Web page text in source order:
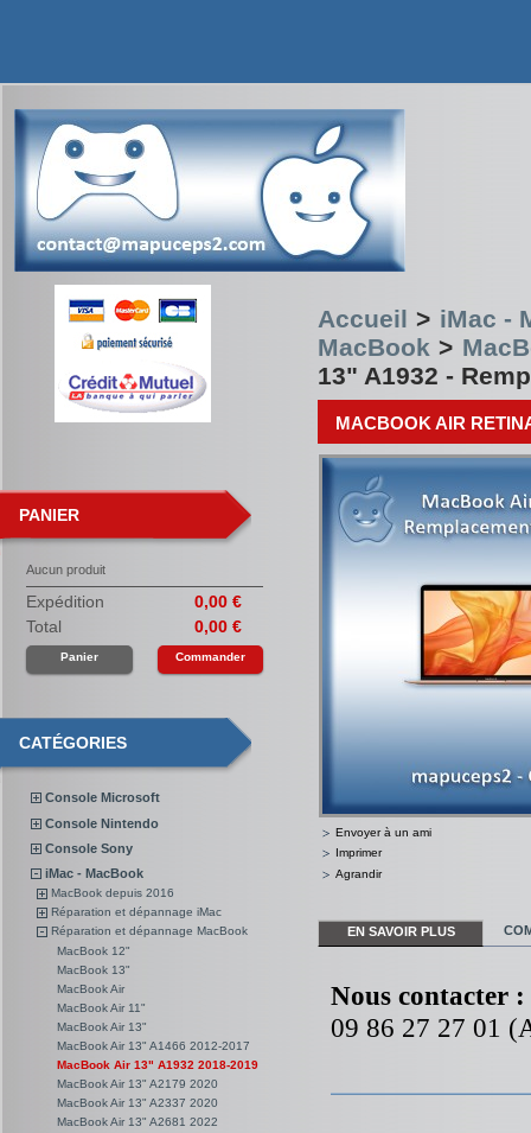
PANIER
Aucun produit
Expédition
0,00 €
Total
0,00 €
Panier Commander
CATÉGORIES
Console Microsoft
Console Nintendo
Console Sony
iMac - MacBook
MacBook depuis 2016
Réparation et dépannage iMac
Réparation et dépannage MacBook
MacBook 12"
MacBook 13"
MacBook Air
MacBook Air 11"
MacBook Air 13"
MacBook Air 13" A1466 2012-2017
MacBook Air 13" A1932 2018-2019
MacBook Air 13" A2179 2020
MacBook Air 13" A2337 2020
MacBook Air 13" A2681 2022
Accueil > iMac -
MacBook >
13" A1932 -
MACBOOK AIR
Envoyer à un ami
Imprimer
Agrandir
EN SAVOIR PLUS
Nous contacter :
09 86 27 27 01